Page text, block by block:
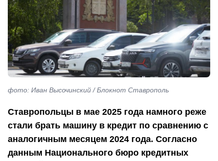
фото: Иван Высочинский / Блокнот Ставрополь
Ставропольцы в мае 2025 года намного реже
стали брать машину в кредит по сравнению с
аналогичным месяцем 2024 года. Согласно
данным Национального бюро кредитных